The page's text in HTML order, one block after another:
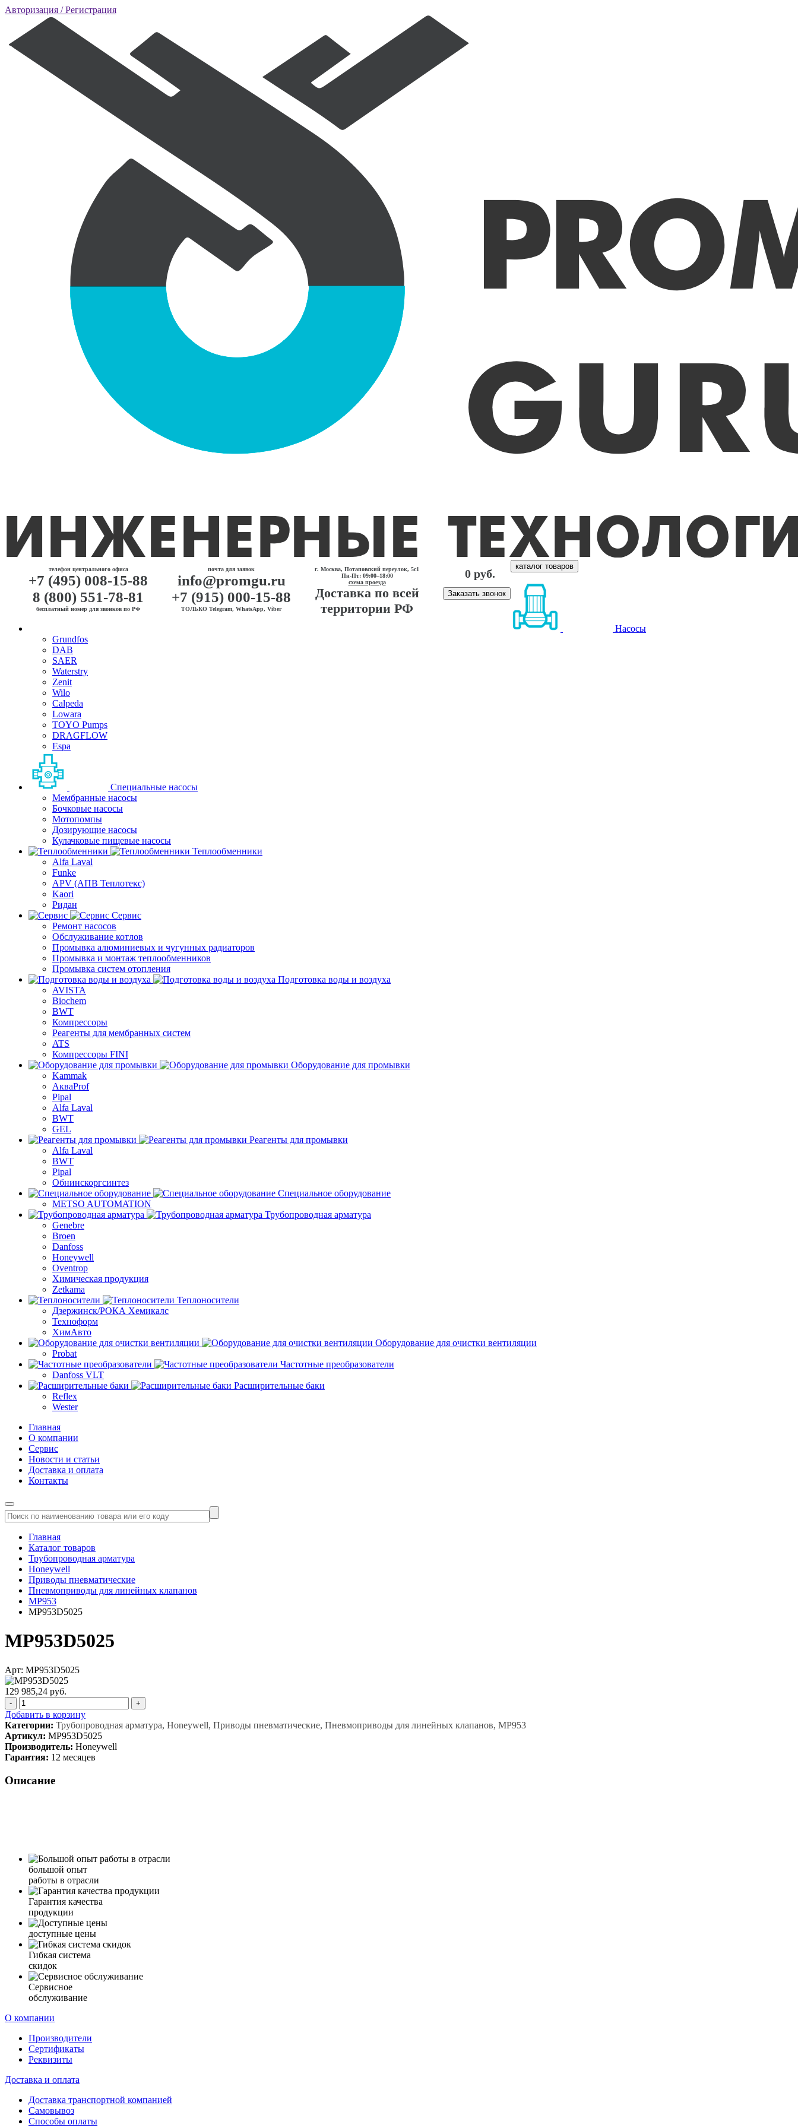
Авторизация / Регистрация
телефон центрального офиса
+7 (495) 008-15-88
8 (800) 551-78-81
бесплатный номер для звонков по РФ
почта для заявок
info@promgu.ru
+7 (915) 000-15-88
ТОЛЬКО Telegram, WhatsApp, Viber
г. Москва, Потаповский переулок, 5с1
Пн-Пт: 09:00–18:00
схема проезда
Доставка по всей
территории РФ
0 руб.
Заказать звонок
каталог товаров
Насосы
Grundfos
DAB
SAER
Waterstry
Zenit
Wilo
Calpeda
Lowara
TOYO Pumps
DRAGFLOW
Espa
Специальные насосы
Мембранные насосы
Бочковые насосы
Мотопомпы
Дозирующие насосы
Кулачковые пищевые насосы
Теплообменники
Alfa Laval
Funke
APV (АПВ Теплотекс)
Kaori
Ридан
Сервис
Ремонт насосов
Обслуживание котлов
Промывка алюминиевых и чугунных радиаторов
Промывка и монтаж теплообменников
Промывка систем отопления
Подготовка воды и воздуха
AVISTA
Biochem
BWT
Компрессоры
Реагенты для мембранных систем
ATS
Компрессоры FINI
Оборудование для промывки
Kammak
АкваProf
Pipal
Alfa Laval
BWT
GEL
Реагенты для промывки
Alfa Laval
BWT
Pipal
Обнинскоргсинтез
Специальное оборудование
METSO AUTOMATION
Трубопроводная арматура
Genebre
Broen
Danfoss
Honeywell
Oventrop
Химическая продукция
Zetkama
Теплоносители
Дзержинск/РОКА Хемикалс
Техноформ
ХимАвто
Оборудование для очистки вентиляции
Probat
Частотные преобразователи
Danfoss VLT
Расширительные баки
Reflex
Wester
Главная
О компании
Сервис
Новости и статьи
Доставка и оплата
Контакты
Главная
Каталог товаров
Трубопроводная арматура
Honeywell
Приводы пневматические
Пневмоприводы для линейных клапанов
MP953
MP953D5025
MP953D5025
Арт: MP953D5025
129 985,24 руб.
- +
Добавить в корзину
Категории: Трубопроводная арматура, Honeywell, Приводы пневматические, Пневмоприводы для линейных клапанов, MP953
Артикул: MP953D5025
Производитель: Honeywell
Гарантия: 12 месяцев
Описание
большой опыт
работы в отрасли
Гарантия качества
продукции
доступные цены
Гибкая система
скидок
Сервисное
обслуживание
О компании
Производители
Сертификаты
Реквизиты
Доставка и оплата
Доставка транспортной компанией
Самовывоз
Способы оплаты